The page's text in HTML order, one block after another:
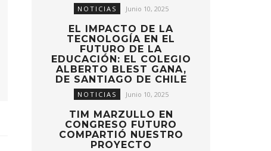
NOTICIAS Junio 10, 2025
EL IMPACTO DE LA
TECNOLOGÍA EN EL
FUTURO DE LA
EDUCACIÓN: EL COLEGIO
ALBERTO BLEST GANA,
DE SANTIAGO DE CHILE
NOTICIAS Junio 10, 2025
TIM MARZULLO EN
CONGRESO FUTURO
COMPARTIÓ NUESTRO
PROYECTO